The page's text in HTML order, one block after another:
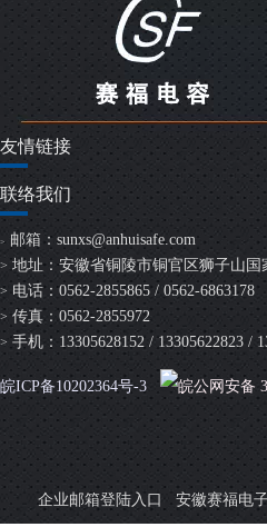
友情链接
联络我们
> 邮箱： sunxs@anhuisafe.com
> 地址：安徽省铜陵市铜官区狮子山国
> 电话：0562-2855865 / 0562-6863178
> 传真：0562-2855972
> 手机：13305628152 / 13305622823 /
皖ICP备10202364号-3 皖公网安备
企业邮箱登陆入口 安徽赛福电